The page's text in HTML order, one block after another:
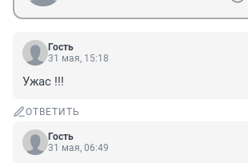
Гость
31 мая, 15:18
Ужас !!!
ОТВЕТИТЬ
Гость
31 мая, 06:49